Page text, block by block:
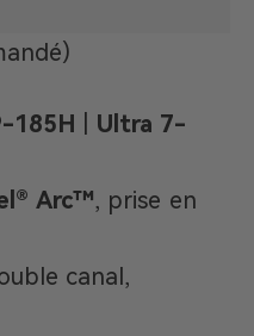
185H
Ultra 7-
Arc™, prise en
canal,